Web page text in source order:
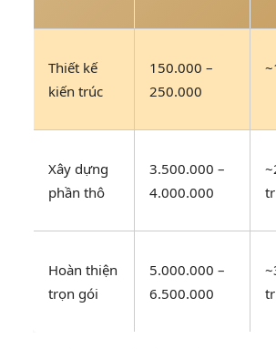
Thiết kế
kiến trúc
150.000 –
250.000
Xây dựng
phần thô
3.500.000 –
4.000.000
Hoàn thiện
trọn gói
5.000.000 –
6.500.000